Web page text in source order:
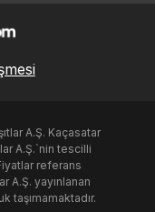
A.Ş. Kaçasatar
A.Ş.`nin tescilli
referans
A.Ş. yayınlanan
taşımamaktadır.